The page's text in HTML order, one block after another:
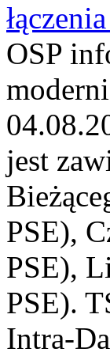
OSP
jest
PSE),
PSE),
PSE).
Intra-